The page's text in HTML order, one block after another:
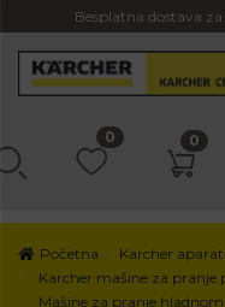
Besplatna dostava
0 0
Početna
Karcher
Karcher mašine za
Mašine za pranje